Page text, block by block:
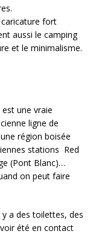
caricature fort
aussi le camping
et le minimalisme.
une vraie
ligne de
région boisée
stations Red
(Pont Blanc)…
on peut faire
a des toilettes, des
été en contact